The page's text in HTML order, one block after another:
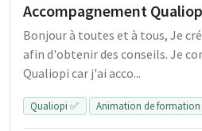
Accompagnement
Bonjour à toutes et à tous, Je
afin d'obtenir des conseils. Je
Qualiopi car j'ai acco...
Qualiopi ✅ Animation de formation